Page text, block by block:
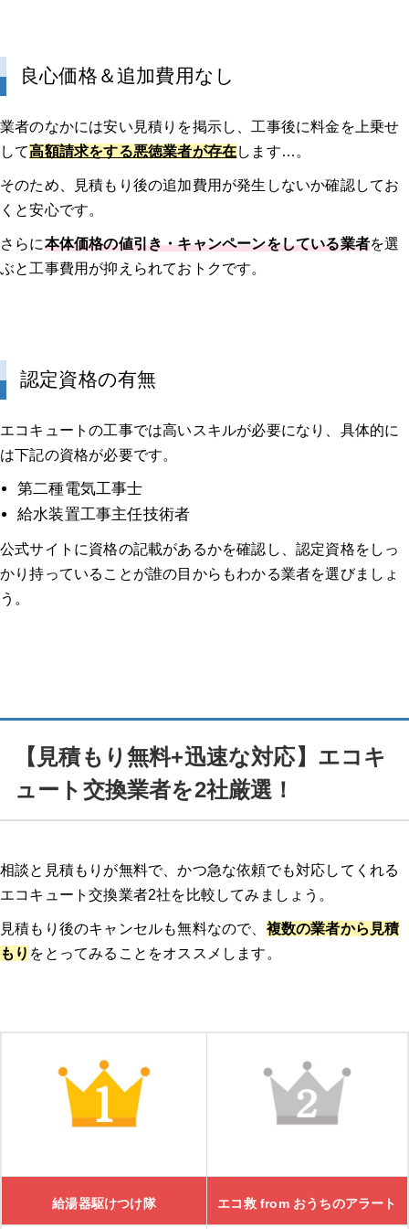
良心価格＆追加費用なし
業者のなかには安い見積りを掲示し、工事後に料金を上乗せ
して高額請求をする悪徳業者が存在します…。
そのため、見積もり後の追加費用が発生しないか確認してお
くと安心です。
さらに本体価格の値引き・キャンペーンをしている業者を選
ぶと工事費用が抑えられておトクです。
認定資格の有無
エコキュートの工事では高いスキルが必要になり、具体的に
は下記の資格が必要です。
第二種電気工事士
給水装置工事主任技術者
公式サイトに資格の記載があるかを確認し、認定資格をしっ
かり持っていることが誰の目からもわかる業者を選びましょ
う。
【見積もり無料+迅速な対応】エコキ
ュート交換業者を2社厳選！
相談と見積もりが無料で、かつ急な依頼でも対応してくれる
エコキュート交換業者2社を比較してみましょう。
見積もり後のキャンセルも無料なので、 複数の業者から見積
もり をとってみることをオススメします。
給湯器駆けつけ隊 エコ救 from おうちのアラート